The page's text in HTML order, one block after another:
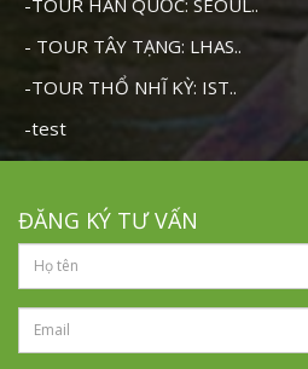
- TOUR TÂY TẠNG: LHAS..
-TOUR THỔ NHĨ KỲ: IST..
-test
ĐĂNG KÝ TƯ VẤN